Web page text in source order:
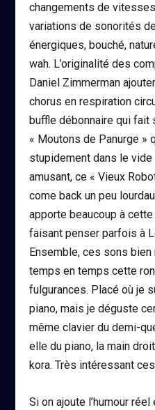
changements de
variations de sonorités
énergiques, bouché,
wah. L’originalité des
Daniel Zimmerman
chorus en respiration
buffle débonnaire qui fait
« Moutons de Panurge »
stupidement dans le
amusant, ce « Vieux
come back un peu
apporte beaucoup à
faisant penser parfois à
Ensemble, ces sons
temps en temps cette
fulgurances. Placé où je
piano, mais je déguste
même clavier du demi-
elle du piano, la main
kora. Très intéressant
Si on ajoute l’humour